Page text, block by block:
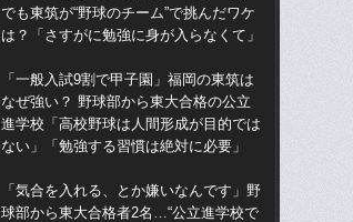
でも東筑が“野球のチーム”で挑んだワケ
は？「さすがに勉強に身が入らなくて」
「一般入試9割で甲子園」福岡の東筑は
なぜ強い？ 野球部から東大合格の公立
進学校「高校野球は人間形成が目的では
ない」「勉強する習慣は絶対に必要」
「気合を入れる、とか嫌いなんです」野
球部から東大合格者2名…“公立進学校で